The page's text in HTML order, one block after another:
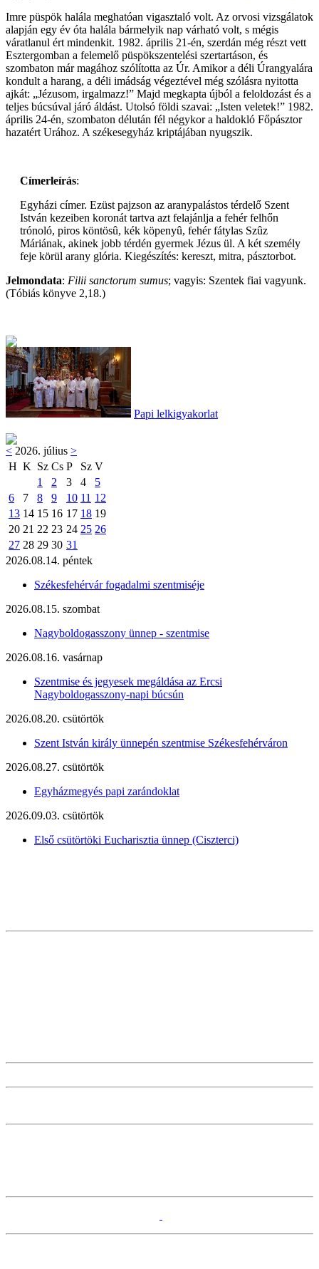
Imre püspök halála meghatóan vigasztaló volt. Az orvosi vizsgálatok
alapján egy év óta halála bármelyik nap várható volt, s mégis
váratlanul ért mindenkit. 1982. április 21-én, szerdán még részt vett
Esztergomban a felemelő püspökszentelési szertartáson, és
szombaton már magához szólította az Úr. Amikor a déli Úrangyalára
kondult a harang, a déli imádság végeztével még szólásra nyitotta
ajkát: „Jézusom, irgalmazz!” Majd megkapta újból a feloldozást és a
teljes búcsúval járó áldást. Utolsó földi szavai: „Isten veletek!” 1982.
április 24-én, szombaton délután fél négykor a haldokló Főpásztor
hazatért Urához. A székesegyház kriptájában nyugszik.
Címerleírás:
Egyházi címer. Ezüst pajzson az aranypalástos térdelő Szent
István kezeiben koronát tartva azt felajánlja a fehér felhőn
trónoló, piros köntösû, kék köpenyû, fehér fátylas Szûz
Máriának, akinek jobb térdén gyermek Jézus ül. A két személy
feje körül arany glória. Kiegészítés: kereszt, mitra, pásztorbot.
Jelmondata: Filii sanctorum sumus; vagyis: Szentek fiai vagyunk.
(Tóbiás könyve 2,18.)
Papi lelkigyakorlat
< 2026. július >
H K Sz Cs P Sz V
1
2 3 4
5
6
7 8 9 10 11 12
13 14 15 16 17 18 19
20 21 22 23 24 25 26
27 28 29 30 31
2026.08.14. péntek
Székesfehérvár fogadalmi szentmiséje
2026.08.15. szombat
Nagyboldogasszony ünnep - szentmise
2026.08.16. vasárnap
Szentmise és jegyesek megáldása az Ercsi
Nagyboldogasszony-napi búcsún
2026.08.20. csütörtök
Szent István király ünnepén szentmise Székesfehérváron
2026.08.27. csütörtök
Egyházmegyés papi zarándoklat
2026.09.03. csütörtök
Első csütörtöki Eucharisztia ünnep (Ciszterci)